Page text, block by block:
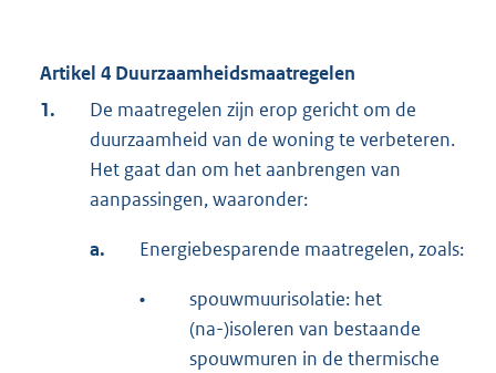
Artikel 4 Duurzaamheidsmaatregelen
1.
De maatregelen zijn erop gericht om de
duurzaamheid van de woning te verbeteren.
Het gaat dan om het aanbrengen van
aanpassingen, waaronder:
a. Energiebesparende maatregelen, zoals:
•
spouwmuurisolatie: het
(na-)isoleren van bestaande
spouwmuren in de thermische